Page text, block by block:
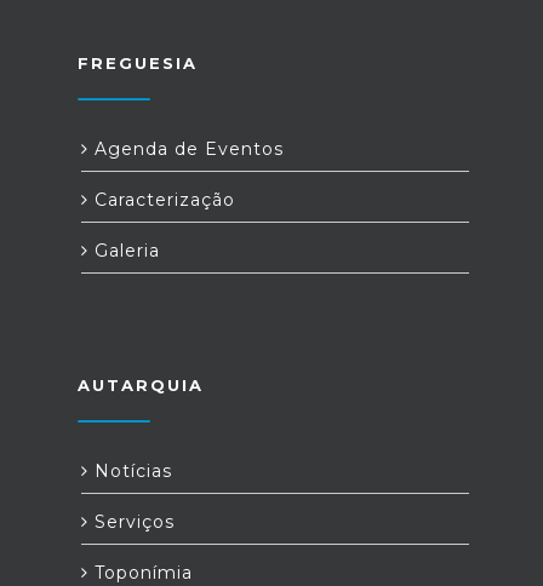
FREGUESIA
Agenda de Eventos
Caracterização
Galeria
AUTARQUIA
Notícias
Serviços
Toponímia